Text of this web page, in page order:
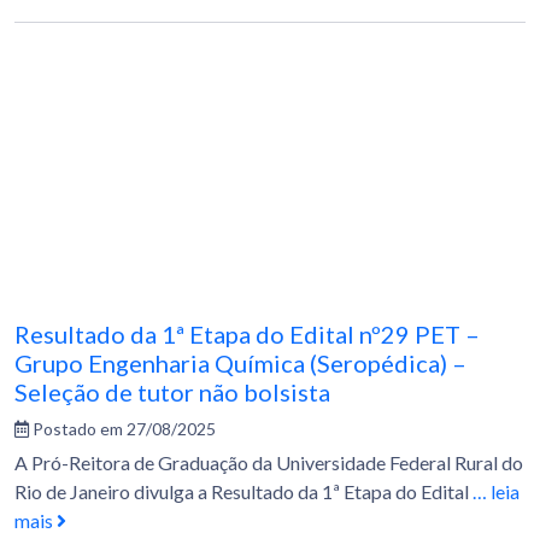
Resultado da 1ª Etapa do Edital nº29 PET –
Grupo Engenharia Química (Seropédica) –
Seleção de tutor não bolsista
Postado em 27/08/2025
A Pró-Reitora de Graduação da Universidade Federal Rural do
Rio de Janeiro divulga a Resultado da 1ª Etapa do Edital
… leia
mais